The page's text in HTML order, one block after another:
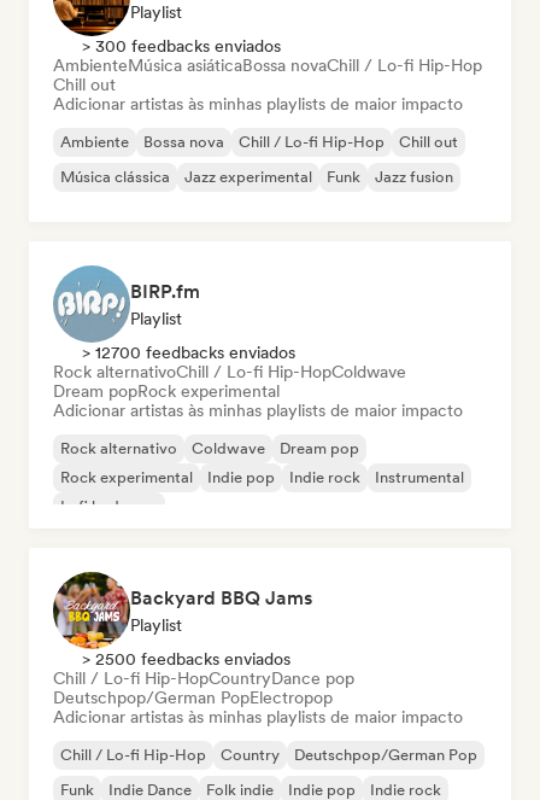
Playlist
> 300 feedbacks enviados
AmbienteMúsica asiáticaBossa novaChill / Lo-fi Hip-Hop
Chill out
Adicionar artistas às minhas playlists de maior impacto
Ambiente Bossa nova Chill / Lo-fi Hip-Hop
Chill out
Música clássica
Jazz experimental Funk Jazz fusion
BIRP.fm
Playlist
> 12700 feedbacks enviados
Rock alternativoChill / Lo-fi Hip-HopColdwave
Dream popRock experimental
Adicionar artistas às minhas playlists de maior impacto
Rock alternativo Coldwave
Dream pop
Rock experimental
Indie pop Indie rock
Instrumental
Lofi bedroom
Backyard BBQ Jams
Playlist
> 2500 feedbacks enviados
Chill / Lo-fi Hip-HopCountryDance pop
Deutschpop/German PopElectropop
Adicionar artistas às minhas playlists de maior impacto
Chill / Lo-fi Hip-Hop Country
Deutschpop/German Pop
Funk
Indie Dance Folk indie Indie pop Indie rock